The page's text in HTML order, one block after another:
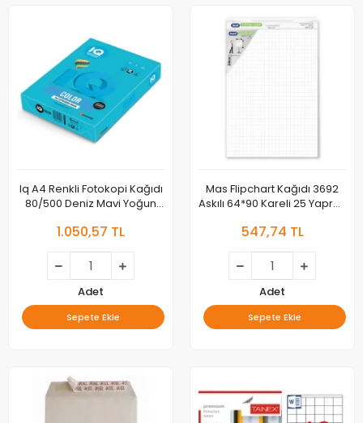
Iq A4 Renkli Fotokopi Kağıdı
80/500 Deniz Mavi Yoğun
1.050,57 TL
Adet
Sepete Ekle
Mas Flipchart Kağıdı 3692
Askılı 64*90 Kareli 25 Yaprak
547,74 TL
Adet
Sepete Ekle